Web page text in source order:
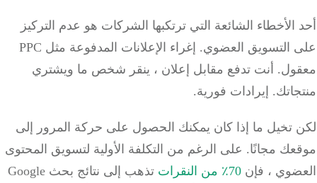
الأخطاء الشائعة التي ترتكبها الشركات هو عدم التركيز
التسويق العضوي.
إغراء الإعلانات المدفوعة مثل PPC
أنت تدفع مقابل إعلان ، ينقر شخص ما ويشتري
إيرادات فورية.
تخيل ما إذا كان يمكنك الحصول على حركة المرور إلى
مجانًا.على الرغم من التكلفة الأولية لتسويق المحتوى
، فإن70٪ من النقرات
تذهب إلى نتائج بحث Google